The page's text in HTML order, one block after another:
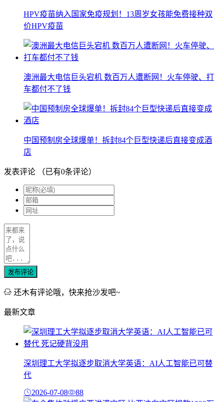
HPV疫苗纳入国家免疫规划！13周岁女孩能免费接种双
价HPV疫苗
澳洲最大电信巨头宕机 数百万人遭断网！火车停驶、打
车都付不了钱
中国预制房全球爆单！拆封84个巨型快递后直接变成酒
店
发表评论 （已有0条评论）
发布评论
还木有评论哦，快来抢沙发吧~
最新文章
深圳理工大学拟逐步取消大学英语：AI人工智能已可替
代
2026-07-08 88